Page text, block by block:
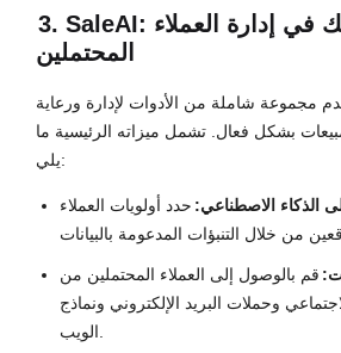
3. SaleAI: شريكك في إدارة العملاء
المحتملين
مجموعة شاملة من الأدوات لإدارة ورعاية
بشكل فعال. تشمل ميزاته الرئيسية ما
يلي:
الذكاء الاصطناعي: حدد أولويات العملاء
قم بالوصول إلى العملاء المحتملين من
وحملات البريد الإلكتروني ونماذج